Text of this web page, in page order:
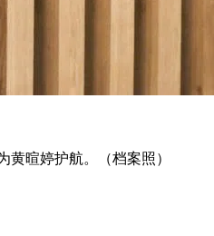
黄暄婷护航。（档案照）